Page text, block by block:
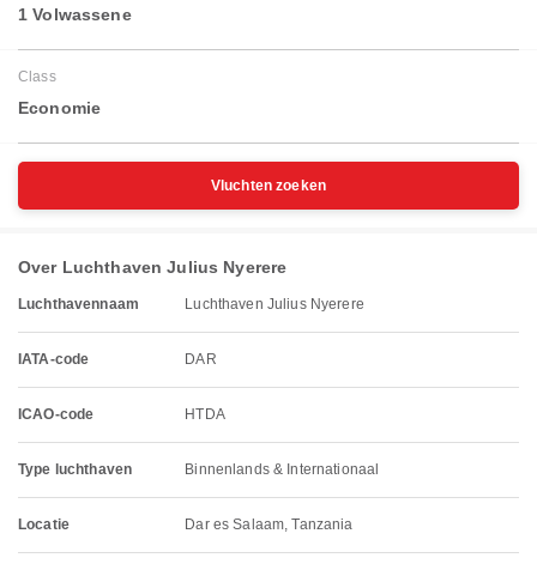
1 Volwassene
Class
Economie
Vluchten zoeken
Over Luchthaven Julius Nyerere
Luchthavennaam Luchthaven Julius Nyerere
IATA-code DAR
ICAO-code HTDA
Type luchthaven Binnenlands & Internationaal
Locatie Dar es Salaam, Tanzania